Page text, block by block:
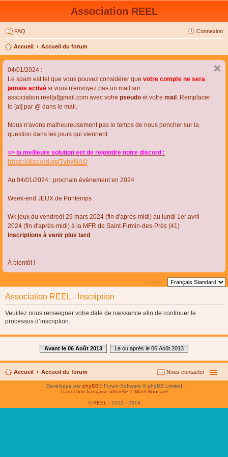
Association REEL
FAQ Connexion
Accueil Accueil du forum
04/01/2024 :
Le spam est tel que vous pouvez considérer que votre compte ne sera
jamais activé si vous n'envoyez pas un mail sur
association.reel[at]gmail.com avec votre pseudo et votre mail . Remplacer
le [at] par @ dans le mail.
Nous n'avons malheureusement pas le temps de nous pencher sur la
question dans les jours qui viennent.
=> la meilleure solution est de rejoindre notre discord :
https://discord.gg/TvhyNAQ
Au 04/01/2024 : prochain évènement en 2024
Week-end JEUX de Printemps :
Wk jeux du vendredi 29 mars 2024 (fin d'après-midi) au lundi 1er avril
2024 (fin d'après-midi) à la MFR de Saint-Firmin-des-Près (41)
Inscriptions à venir plus tard
À bientôt !
Langue :
Association REEL - Inscription
Veuillez nous renseigner votre date de naissance afin de continuer le
processus d’inscription.
Avant le 06 Août 2013 Le ou après le 06 Août 2013
Accueil Accueil du forum Nous contacter
Développé parphpBB® Forum Software © phpBB Limited
Traduction française officielle © Maël Soucaze
© REEL - 2002 - 2019